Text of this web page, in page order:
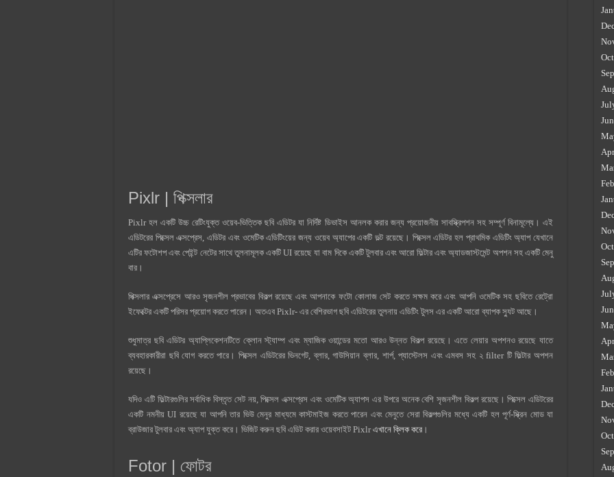
Pixlr | পিক্সলার
Pixlr হল একটি উচ্চ রেটিংযুক্ত ওয়েব-ভিত্তিক ছবি এডিটর যা নির্দিষ্ট ডিভাইস আনলক করার জন্য প্রয়োজনীয় সাবস্ক্রিপশন সহ সম্পূর্ণ বিনামূল্যে। এই
এডিটরের পিক্সেল এক্সপ্রেস, এডিটর এবং ওমেটিক এডিটিংয়ের জন্য ওয়েব অ্যাপের একটি ভল্ট রয়েছে। পিক্সেল এডিটর হল প্রাথমিক এডিটিং অ্যাপ যেখানে
এটির ফটোশপ এবং পেইন্ট নেটের সাথে তুলনামূলক একটি UI রয়েছে যা বাম দিকে একটি টুলবার এবং আরো ফিল্টার এবং অ্যাডজাস্টমেন্ট অপশন সহ একটি মেনু
বার।
পিক্সলার এক্সপ্রেসে আরও সৃজনশীল প্রভাবের বিকল্প রয়েছে এবং আপনাকে ফটো কোলাজ সেট করতে সক্ষম করে এবং আপনি ওমেটিক সহ ছবিতে রেট্রো
ইফেক্টের একটি পরিসর প্রয়োগ করতে পারেন। অতএব Pixlr- এর বেশিরভাগ ছবি এডিটরের তুলনায় এডিটিং টুলস এর একটি আরো ব্যাপক স্যুট আছে।
শুধুমাত্র ছবি এডিটর অ্যাপ্লিকেশনটিতে ক্লোন স্ট্যাম্প এবং ম্যাজিক ওয়ান্ডের মতো আরও উন্নত বিকল্প রয়েছে। এতে লেয়ার অপশনও রয়েছে যাতে
ব্যবহারকারীরা ছবি যোগ করতে পারে। পিক্সেল এডিটরের ভিনগেট, ব্লার, গাউসিয়ান ব্লার, শার্প, প্যাস্টেলস এবং এমবস সহ ২ filter টি ফিল্টার অপশন
রয়েছে।
যদিও এটি ফিল্টারগুলির সর্বাধিক বিস্তৃত সেট নয়, পিক্সেল এক্সপ্রেস এবং ওমেটিক অ্যাপস এর উপরে অনেক বেশি সৃজনশীল বিকল্প রয়েছে। পিক্সেল এডিটরের
একটি নমনীয় UI রয়েছে যা আপনি তার ভিউ মেনুর মাধ্যমে কাস্টমাইজ করতে পারেন এবং মেনুতে সেরা বিকল্পগুলির মধ্যে একটি হল পূর্ণ-স্ক্রিন মোড যা
ব্রাউজার টুলবার এবং অ্যাপ যুক্ত করে। ভিজিট করুন ছবি এডিট করার ওয়েবসাইট Pixlrএখানে ক্লিক করে ।
Fotor | ফোটর